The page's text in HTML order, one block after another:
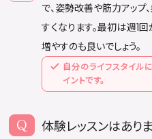
で、姿勢改善や筋力アッ
すくなります。最初は週1
増やすのも良いでしょう。
自分のライフスタイル
イントです。
体験レッスンはあり